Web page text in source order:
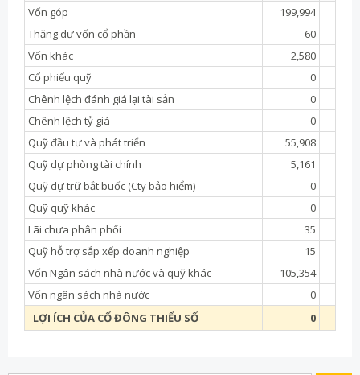
Vốn góp
199,994
Thặng dư vốn cổ phần
-60
Vốn khác
2,580
Cổ phiếu quỹ
0
Chênh lệch đánh giá lại tài sản
0
Chênh lệch tỷ giá
0
Quỹ đầu tư và phát triển
55,908
Quỹ dự phòng tài chính
5,161
Quỹ dự trữ bắt buốc (Cty bảo hiểm)
0
Quỹ quỹ khác
0
Lãi chưa phân phối
35
Quỹ hỗ trợ sắp xếp doanh nghiệp
15
Vốn Ngân sách nhà nước và quỹ khác
105,354
Vốn ngân sách nhà nước
0
LỢI ÍCH CỦA CỔ ĐÔNG THIỂU SỐ
0